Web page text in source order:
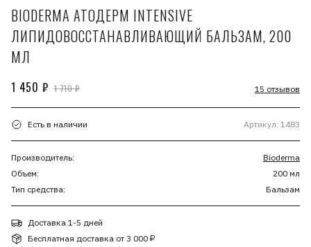
BIODERMA АТОДЕРМ INTENSIVE
ЛИПИДОВОССТАНАВЛИВАЮЩИЙ БАЛЬЗАМ, 200
МЛ
1 450 ₽ 1 710 ₽ 15 отзывов
Есть в наличии Артикул: 1483
Производитель:
Bioderma
Объем:
200 мл
Тип средства:
Бальзам
Доставка 1-5 дней
Бесплатная доставка от 3 000 ₽